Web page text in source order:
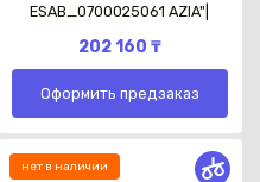
ESAB_0700025061 AZIA"|
202 160 ₸
Оформить предзаказ
нет в наличии